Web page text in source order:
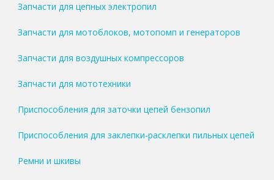
Запчасти для цепных электропил
Запчасти для мотоблоков, мотопомп и генераторов
Запчасти для воздушных компрессоров
Запчасти для мототехники
Приспособления для заточки цепей бензопил
Приспособления для заклепки-расклепки пильных цепей
Ремни и шкивы